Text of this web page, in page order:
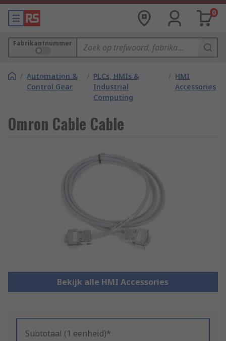
0
Fabrikantnummer
/ Automation &
Control Gear
/ PLCs, HMIs &
Industrial
Computing
/ HMI
Accessories
Omron Cable Cable
Bekijk alle HMI Accessories
Subtotaal (1 eenheid)*